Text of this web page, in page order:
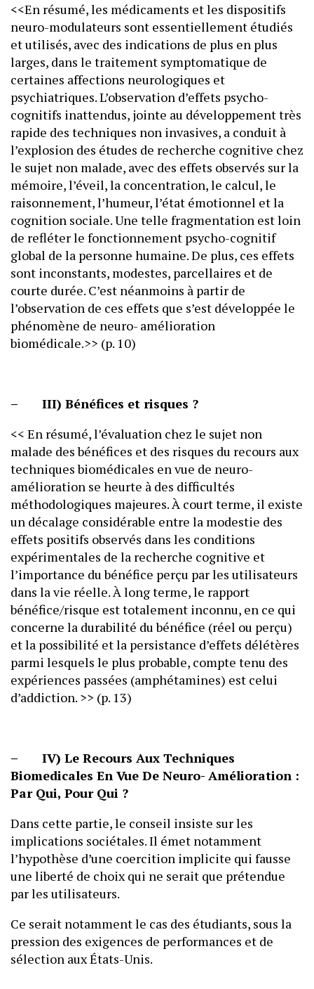
<<En résumé, les médicaments et les dispositifs
neuro-modulateurs sont essentiellement étudiés
et utilisés, avec des indications de plus en plus
larges, dans le traitement symptomatique de
certaines affections neurologiques et
psychiatriques. L’observation d’effets psycho-
cognitifs inattendus, jointe au développement très
rapide des techniques non invasives, a conduit à
l’explosion des études de recherche cognitive chez
le sujet non malade, avec des effets observés sur la
mémoire, l’éveil, la concentration, le calcul, le
raisonnement, l’humeur, l’état émotionnel et la
cognition sociale. Une telle fragmentation est loin
de refléter le fonctionnement psycho-cognitif
global de la personne humaine. De plus, ces effets
sont inconstants, modestes, parcellaires et de
courte durée. C’est néanmoins à partir de
l’observation de ces effets que s’est développée le
phénomène de neuro- amélioration
biomédicale.>> (p. 10)
– III) Bénéfices et risques ?
<< En résumé, l’évaluation chez le sujet non
malade des bénéfices et des risques du recours aux
techniques biomédicales en vue de neuro-
amélioration se heurte à des difficultés
méthodologiques majeures. À court terme, il existe
un décalage considérable entre la modestie des
effets positifs observés dans les conditions
expérimentales de la recherche cognitive et
l’importance du bénéfice perçu par les utilisateurs
dans la vie réelle. À long terme, le rapport
bénéfice/risque est totalement inconnu, en ce qui
concerne la durabilité du bénéfice (réel ou perçu)
et la possibilité et la persistance d’effets délétères
parmi lesquels le plus probable, compte tenu des
expériences passées (amphétamines) est celui
d’addiction. >> (p. 13)
– IV) Le Recours Aux Techniques
Biomedicales En Vue De Neuro- Amélioration :
Par Qui, Pour Qui ?
Dans cette partie, le conseil insiste sur les
implications sociétales. Il émet notamment
l’hypothèse d’une coercition implicite qui fausse
une liberté de choix qui ne serait que prétendue
par les utilisateurs.
Ce serait notamment le cas des étudiants, sous la
pression des exigences de performances et de
sélection aux États-Unis.